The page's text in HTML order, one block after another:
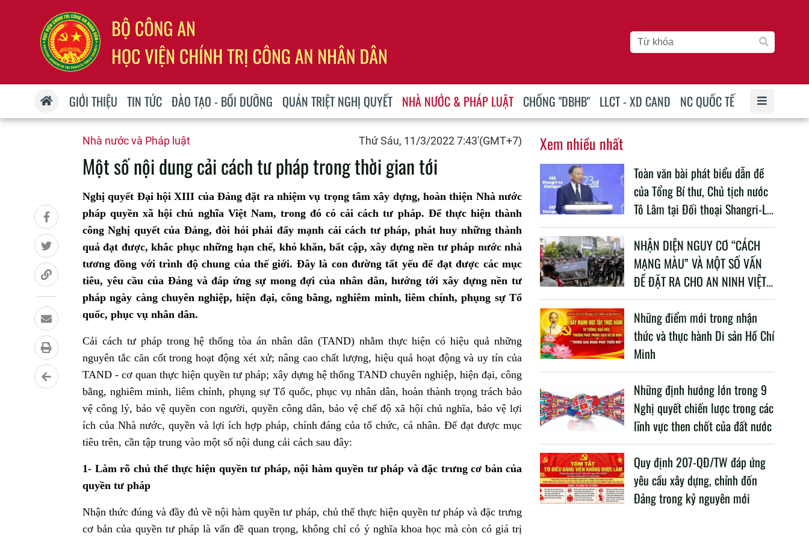
GIỚI THIỆU TIN TỨC ĐÀO TẠO - BỒI DƯỠNG QUÁN TRIỆT NGHỊ QUYẾT NHÀ NƯỚC & PHÁP LUẬT CHỐNG "DBHB" LLCT - XD CAND NC QUỐC TẾ
Nhà nước và Pháp luật Thứ Sáu, 11/3/2022 7:43'(GMT+7)
Một số nội dung cải cách tư pháp trong thời gian tới
Nghị quyết Đại hội XIII của Đảng đặt ra nhiệm vụ trọng tâm xây dựng, hoàn thiện Nhà nước
pháp quyền xã hội chủ nghĩa Việt Nam, trong đó có cải cách tư pháp. Để thực hiện thành
công Nghị quyết của Đảng, đòi hỏi phải đẩy mạnh cải cách tư pháp, phát huy những thành
quả đạt được, khắc phục những hạn chế, khó khăn, bất cập, xây dựng nền tư pháp nước nhà
tương đồng với trình độ chung của thế giới. Đây là con đường tất yếu để đạt được các mục
tiêu, yêu cầu của Đảng và đáp ứng sự mong đợi của nhân dân, hướng tới xây dựng nền tư
pháp ngày càng chuyên nghiệp, hiện đại, công bằng, nghiêm minh, liêm chính, phụng sự Tổ
quốc, phục vụ nhân dân.
Cải cách tư pháp trong hệ thống tòa án nhân dân (TAND) nhằm thực hiện có hiệu quả những
nguyên tắc căn cốt trong hoạt động xét xử; nâng cao chất lượng, hiệu quả hoạt động và uy tín của
TAND - cơ quan thực hiện quyền tư pháp; xây dựng hệ thống TAND chuyên nghiệp, hiện đại, công
bằng, nghiêm minh, liêm chính, phụng sự Tổ quốc, phục vụ nhân dân, hoàn thành trọng trách bảo
vệ công lý, bảo vệ quyền con người, quyền công dân, bảo vệ chế độ xã hội chủ nghĩa, bảo vệ lợi
ích của Nhà nước, quyền và lợi ích hợp pháp, chính đáng của tổ chức, cá nhân. Để đạt được mục
tiêu trên, cần tập trung vào một số nội dung cải cách sau đây:
1- Làm rõ chủ thể thực hiện quyền tư pháp, nội hàm quyền tư pháp và đặc trưng cơ bản của
quyền tư pháp
Nhận thức đúng và đầy đủ về nội hàm quyền tư pháp, chủ thể thực hiện quyền tư pháp và đặc trưng
cơ bản của quyền tư pháp là vấn đề quan trọng, không chỉ có ý nghĩa khoa học mà còn có giá trị
Xem nhiều nhất
Toàn văn bài phát biểu dẫn đề
của Tổng Bí thư, Chủ tịch nước
Tô Lâm tại Đối thoại Shangri-La
lần thứ 23
NHẬN DIỆN NGUY CƠ “CÁCH
MẠNG MÀU” VÀ MỘT SỐ VẤN
ĐỀ ĐẶT RA CHO AN NINH VIỆT
NAM TRONG BỐI CẢNH HIỆN
NAY
Những điểm mới trong nhận
thức và thực hành Di sản Hồ Chí
Minh
Những định hướng lớn trong 9
Nghị quyết chiến lược trong các
lĩnh vực then chốt của đất nước
Quy định 207-QĐ/TW đáp ứng
yêu cầu xây dựng, chỉnh đốn
Đảng trong kỷ nguyên mới